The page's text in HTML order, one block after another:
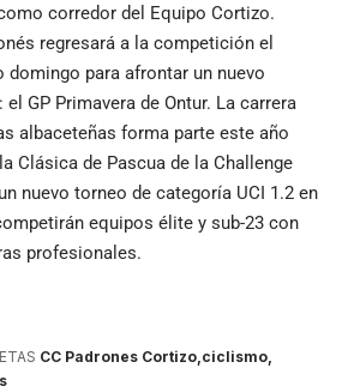
corredor del Equipo Cortizo.
regresará a la competición el
domingo para afrontar un nuevo
el GP Primavera de Ontur. La carrera
albaceteñas forma parte este año
Clásica de Pascua de la Challenge
nuevo torneo de categoría UCI 1.2 en
equipos élite y sub-23 con
profesionales.
CC Padrones Cortizo ciclismo